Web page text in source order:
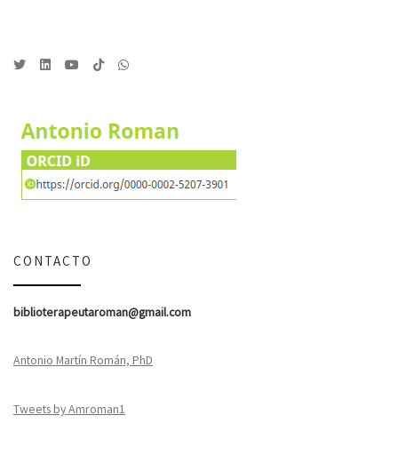
CONTACTO
biblioterapeutaroman@gmail.com
Antonio Martín Román, PhD
Tweets by Amroman1